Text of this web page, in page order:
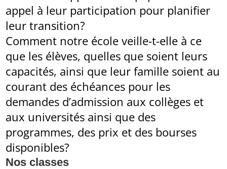
appel à leur participation pour planifier
leur transition?
Comment notre école veille-t-elle à ce
que les élèves, quelles que soient leurs
capacités, ainsi que leur famille soient au
courant des échéances pour les
demandes d’admission aux collèges et
aux universités ainsi que des
programmes, des prix et des bourses
disponibles?
Nos classes